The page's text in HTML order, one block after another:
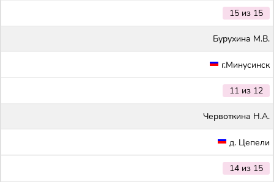
15 из 15
Бурухина М.В.
г.Минусинск
11 из 12
Червоткина Н.А.
д. Цепели
14 из 15